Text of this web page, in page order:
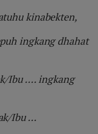
kinabekten,
ingkang dhahat
Ibu .... ingkang
Ibu ...